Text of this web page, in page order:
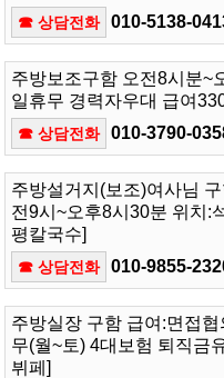
☎ 상담전화 010-5138-
주방보조구함 오전8시분~
일휴무 경력자우대 급여
☎ 상담전화 010-3790-
주방설거지(보조)여사님
전9시~오후8시30분 위치:
평칼국수]
☎ 상담전화 010-9855-
주방실장 구함 급여:면접
무(월~토) 4대보험 퇴직금
뷔페]